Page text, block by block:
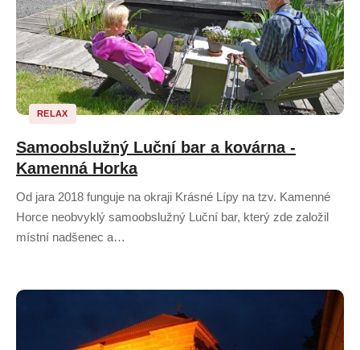
RELAX
Samoobslužný Luční bar a kovárna -
Kamenná Horka
Od jara 2018 funguje na okraji Krásné Lípy na tzv. Kamenné
Horce neobvyklý samoobslužný Luční bar, který zde založil
místní nadšenec a…